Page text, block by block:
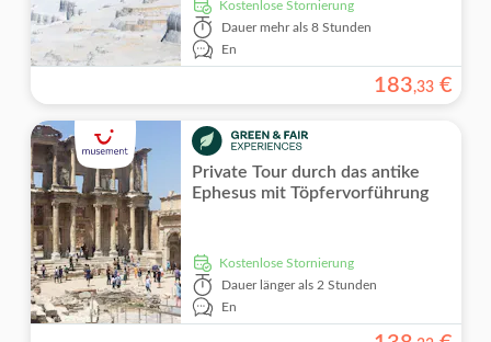
kostenlose Stornierung
Dauer mehr als 8 Stunden
En
183,33 €
Private Tour durch das antike
Ephesus mit Töpfervorführung
kostenlose Stornierung
Dauer länger als 2 Stunden
En